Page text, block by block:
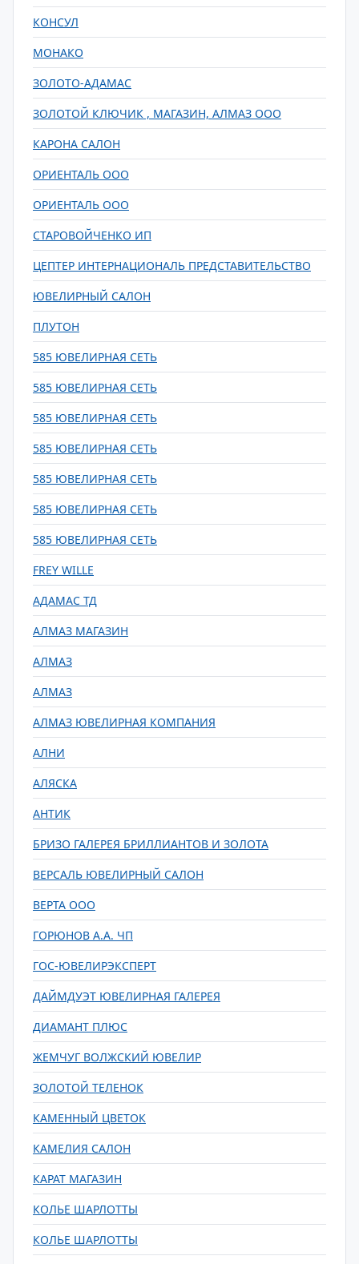
КОНСУЛ
МОНАКО
ЗОЛОТО-АДАМАС
ЗОЛОТОЙ КЛЮЧИК , МАГАЗИН, АЛМАЗ ООО
КАРОНА САЛОН
ОРИЕНТАЛЬ ООО
ОРИЕНТАЛЬ ООО
СТАРОВОЙЧЕНКО ИП
ЦЕПТЕР ИНТЕРНАЦИОНАЛЬ ПРЕДСТАВИТЕЛЬСТВО
ЮВЕЛИРНЫЙ САЛОН
ПЛУТОН
585 ЮВЕЛИРНАЯ СЕТЬ
585 ЮВЕЛИРНАЯ СЕТЬ
585 ЮВЕЛИРНАЯ СЕТЬ
585 ЮВЕЛИРНАЯ СЕТЬ
585 ЮВЕЛИРНАЯ СЕТЬ
585 ЮВЕЛИРНАЯ СЕТЬ
585 ЮВЕЛИРНАЯ СЕТЬ
FREY WILLE
АДАМАС ТД
АЛМАЗ МАГАЗИН
АЛМАЗ
АЛМАЗ
АЛМАЗ ЮВЕЛИРНАЯ КОМПАНИЯ
АЛНИ
АЛЯСКА
АНТИК
БРИЗО ГАЛЕРЕЯ БРИЛЛИАНТОВ И ЗОЛОТА
ВЕРСАЛЬ ЮВЕЛИРНЫЙ САЛОН
ВЕРТА ООО
ГОРЮНОВ А.А. ЧП
ГОС-ЮВЕЛИРЭКСПЕРТ
ДАЙМДУЭТ ЮВЕЛИРНАЯ ГАЛЕРЕЯ
ДИАМАНТ ПЛЮС
ЖЕМЧУГ ВОЛЖСКИЙ ЮВЕЛИР
ЗОЛОТОЙ ТЕЛЕНОК
КАМЕННЫЙ ЦВЕТОК
КАМЕЛИЯ САЛОН
КАРАТ МАГАЗИН
КОЛЬЕ ШАРЛОТТЫ
КОЛЬЕ ШАРЛОТТЫ